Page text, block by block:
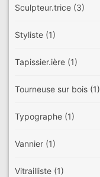
Sculpteur.trice (3)
Styliste (1)
Tapissier.ière (1)
Tourneuse sur bois (1)
Typographe (1)
Vannier (1)
Vitrailliste (1)